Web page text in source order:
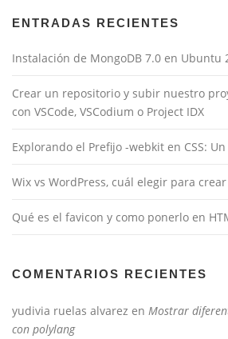
ENTRADAS RECIENTES
Instalación de MongoDB 7.0 en Ubuntu
Crear un repositorio y subir nuestro
con VSCode, VSCodium o Project IDX
Explorando el Prefijo -webkit en CSS:
Wix vs WordPress, cuál elegir para
Qué es el favicon y como ponerlo en
COMENTARIOS RECIENTES
yudivia ruelas alvarez en Mostrar
con polylang